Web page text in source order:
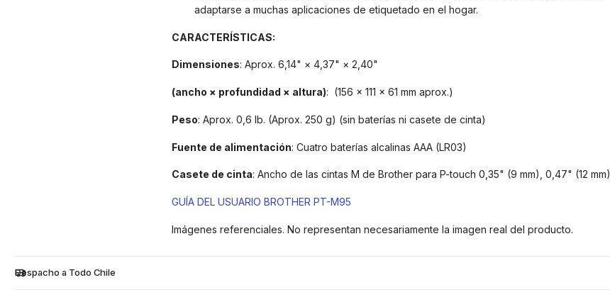
adaptarse a muchas aplicaciones de etiquetado en el hogar.
CARACTERÍSTICAS:
Dimensiones: Aprox. 6,14" × 4,37" × 2,40"
(ancho × profundidad × altura): (156 × 111 × 61 mm aprox.)
Peso: Aprox. 0,6 lb. (Aprox. 250 g) (sin baterías ni casete de cinta)
Fuente de alimentación: Cuatro baterías alcalinas AAA (LR03)
Casete de cinta: Ancho de las cintas M de Brother para P-touch 0,35" (9 mm), 0,47" (12 mm)
GUÍA DEL USUARIO BROTHER PT-M95
Imágenes referenciales. No representan necesariamente la imagen real del producto.
Despacho a Todo Chile